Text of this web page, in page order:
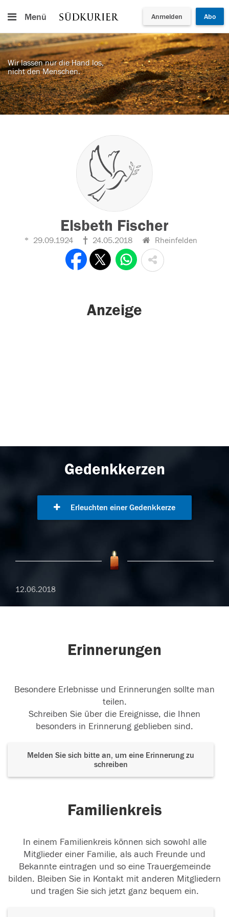
Menü Anmelden Abo
Wir lassen nur die Hand los,
nicht den Menschen.
Elsbeth Fischer
29.09.1924 24.05.2018 Rheinfelden
Anzeige
Gedenkkerzen
Erleuchten einer Gedenkkerze
12.06.2018
Erinnerungen
Besondere Erlebnisse und Erinnerungen sollte man
teilen.
Schreiben Sie über die Ereignisse, die Ihnen
besonders in Erinnerung geblieben sind.
Melden Sie sich bitte an, um eine Erinnerung zu
schreiben
Familienkreis
In einem Familienkreis können sich sowohl alle
Mitglieder einer Familie, als auch Freunde und
Bekannte eintragen und so eine Trauergemeinde
bilden. Bleiben Sie in Kontakt mit anderen Mitgliedern
und tragen Sie sich jetzt ganz bequem ein.